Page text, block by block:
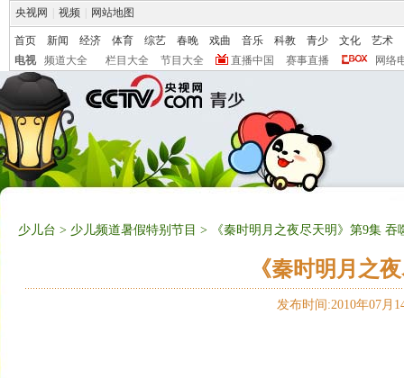
央视网 视频 网站地图
首页 新闻 经济 体育 综艺 春晚 戏曲 音乐 科教 青少 文化
艺术
电视
频道大全 栏目大全 节目大全 直播中国 赛事直播 网络
少儿台 > 少儿频道暑假特别节目 > 《秦时明月之夜尽天明》第9集 吞
《秦时明月之
发布时间:2010年07月